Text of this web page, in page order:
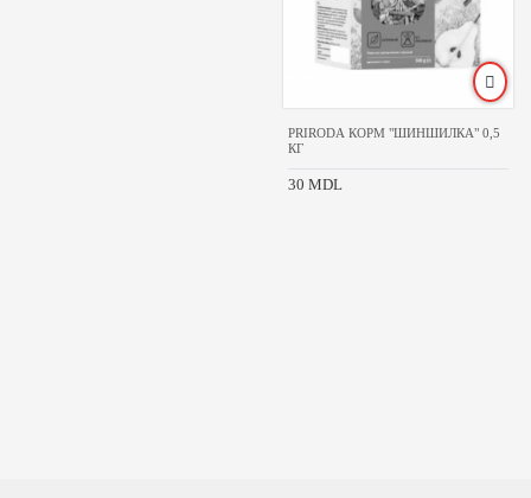
PRIRODA КОРМ "ШИНШИЛКА" 0,5
КГ
30 MDL